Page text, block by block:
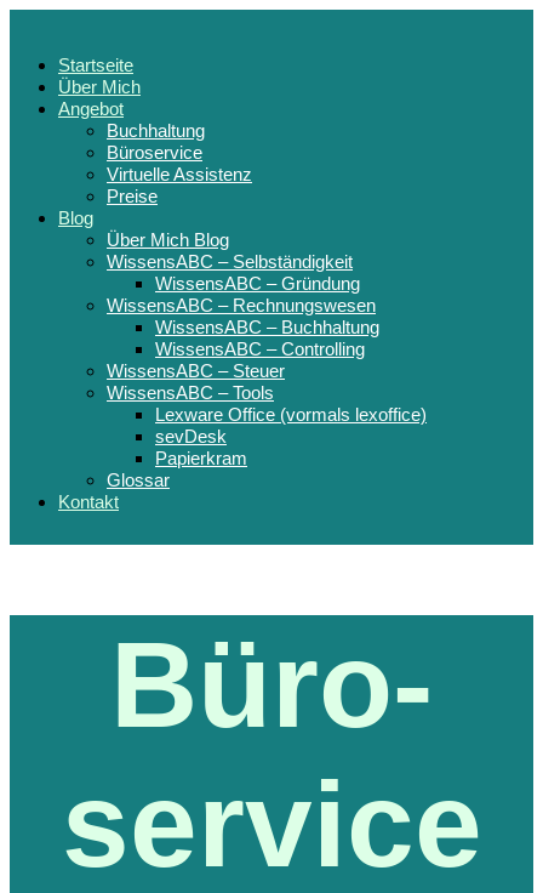
Startseite
Über Mich
Angebot
Buchhaltung
Büroservice
Virtuelle Assistenz
Preise
Blog
Über Mich Blog
WissensABC – Selbständigkeit
WissensABC – Gründung
WissensABC – Rechnungswesen
WissensABC – Buchhaltung
WissensABC – Controlling
WissensABC – Steuer
WissensABC – Tools
Lexware Office (vormals lexoffice)
sevDesk
Papierkram
Glossar
Kontakt
Büro-
service